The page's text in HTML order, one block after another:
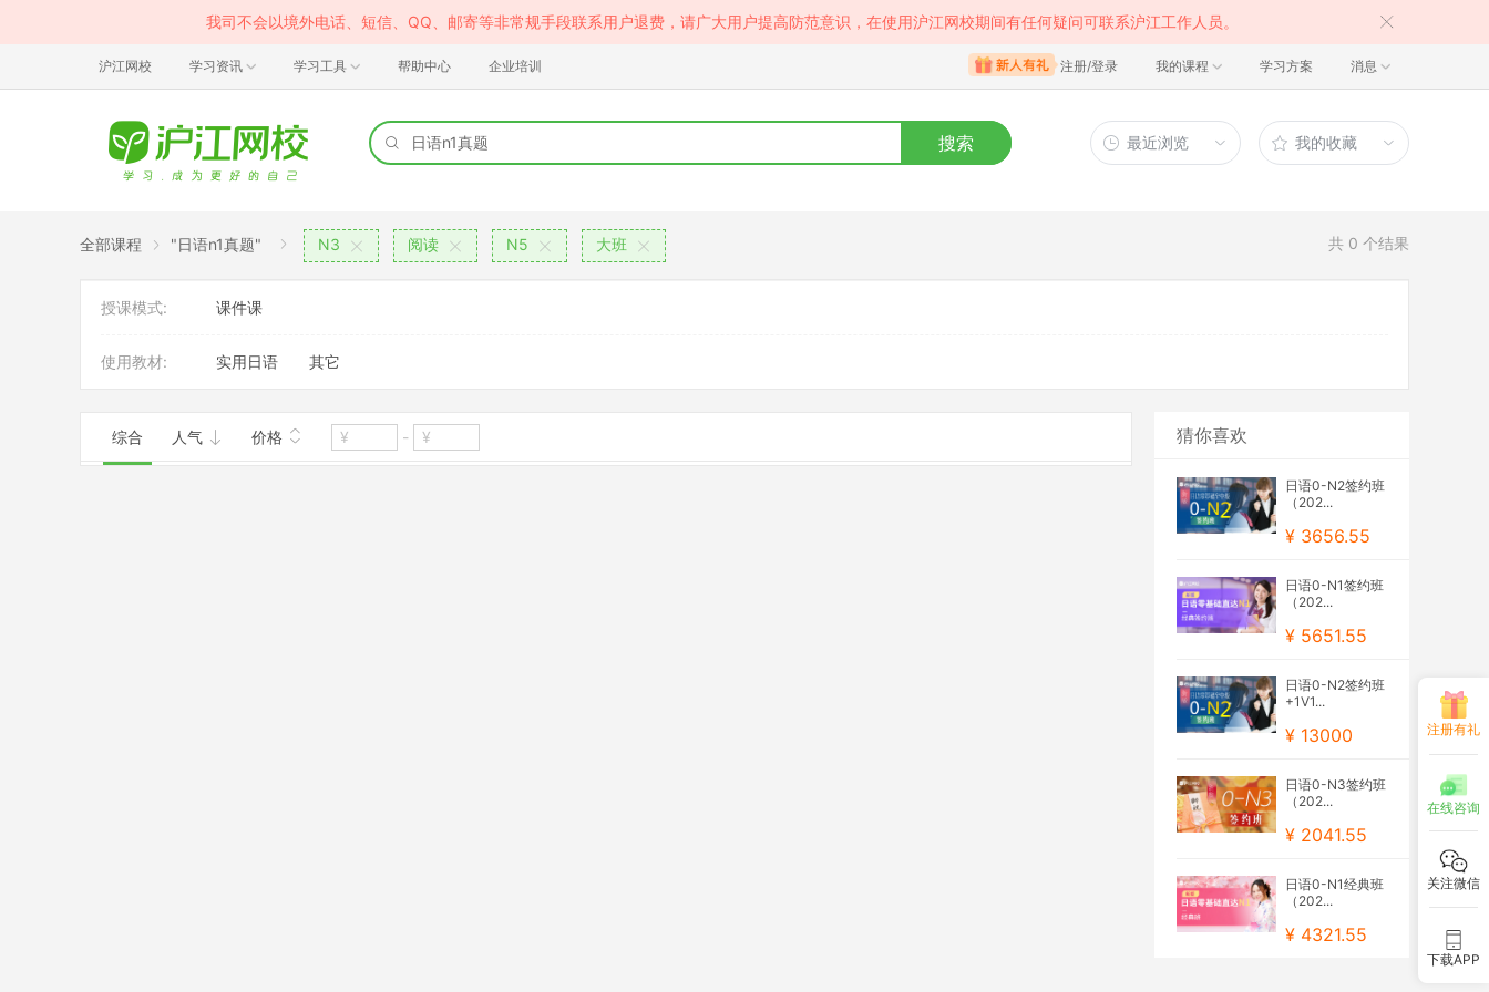
我司不会以境外电话、短信、QQ、邮寄等非常规手段联系用户退费，请广大用户提高防范意识，在使用沪江网校期间有任何疑问可联系沪江工作人员。
沪江网校 学习资讯 学习工具 帮助中心 企业培训 注册/登录 我的课程 学习方案 消息
搜索 最近浏览 我的收藏
全部课程 "日语n1真题" N3 阅读 N5 大班 共 0 个结果
授课模式: 课件课
使用教材: 实用日语 其它
综合 人气 价格 - 猜你喜欢
日语0-N2签约班
（202...
¥ 3656.55
日语0-N1签约班
（202...
¥ 5651.55
日语0-N2签约班
+1V1...
¥ 13000
日语0-N3签约班
（202...
¥ 2041.55
日语0-N1经典班
（202...
¥ 4321.55
注册有礼
在线咨询
关注微信
下载APP